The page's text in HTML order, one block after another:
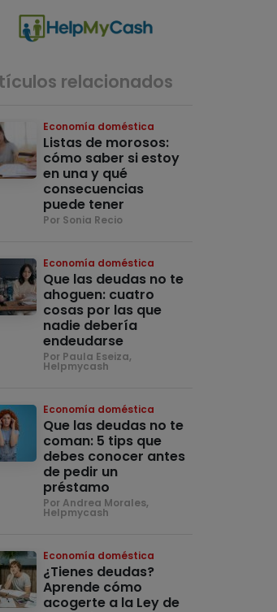
relacionados
Economía doméstica
Listas de morosos:
cómo saber si estoy
en una y qué
consecuencias
puede tener
Por Sonia Recio
Economía doméstica
Que las deudas no te
ahoguen: cuatro
cosas por las que
nadie debería
endeudarse
Por Paula Eseiza,
Helpmycash
Economía doméstica
Que las deudas no te
coman: 5 tips que
debes conocer antes
de pedir un
préstamo
Por Andrea Morales,
Helpmycash
Economía doméstica
¿Tienes deudas?
Aprende cómo
acogerte a la Ley de